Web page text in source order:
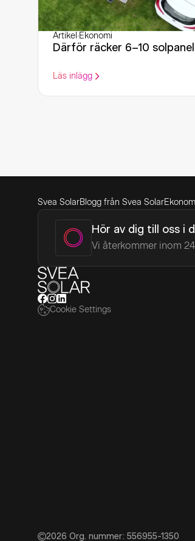
Artikel ·Ekonomi
Därför räcker 6–10
Läs inlägg
Svea SolarBlogg från Svea Solar
Hör av dig till oss i
Vi återkommer inom
Cookie Settings
2026 Org. nummer: 556955-1350